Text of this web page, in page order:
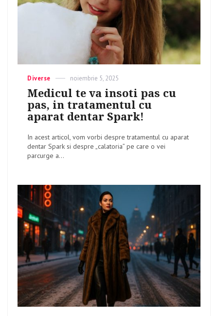
Categories
Diverse
Posted
on
noiembrie 5, 2025
Medicul te va insoti pas cu
pas, in tratamentul cu
aparat dentar Spark!
In acest articol, vom vorbi despre tratamentul cu aparat
dentar Spark si despre „calatoria” pe care o vei
parcurge a...